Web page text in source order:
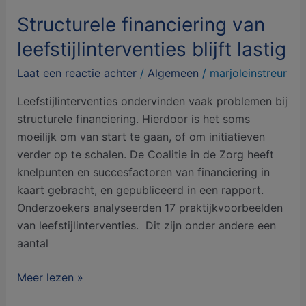
Structurele financiering van
leefstijlinterventies blijft lastig
Laat een reactie achter / Algemeen / marjoleinstreur
Leefstijlinterventies ondervinden vaak problemen bij
structurele financiering. Hierdoor is het soms
moeilijk om van start te gaan, of om initiatieven
verder op te schalen. De Coalitie in de Zorg heeft
knelpunten en succesfactoren van financiering in
kaart gebracht, en gepubliceerd in een rapport.
Onderzoekers analyseerden 17 praktijkvoorbeelden
van leefstijlinterventies. Dit zijn onder andere een
aantal
Meer lezen »